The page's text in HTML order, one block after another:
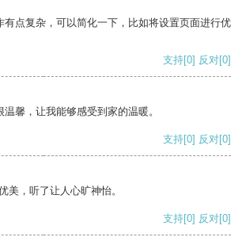
有点复杂，可以简化一下，比如将设置页面进行优
支持[0] 反对[0]
馨，让我能够感受到家的温暖。
支持[0] 反对[0]
美，听了让人心旷神怡。
支持[0] 反对[0]